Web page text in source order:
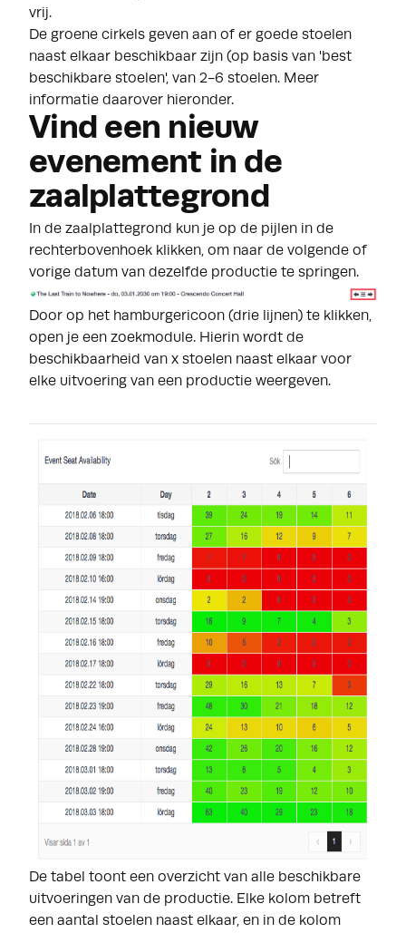
vrij.
De groene cirkels geven aan of er goede stoelen
naast elkaar beschikbaar zijn (op basis van 'best
beschikbare stoelen', van 2-6 stoelen. Meer
informatie daarover hieronder.
Vind een nieuw
evenement in de
zaalplattegrond
In de zaalplattegrond kun je op de pijlen in de
rechterbovenhoek klikken, om naar de volgende of
vorige datum van dezelfde productie te springen.
Door op het hamburgericoon (drie lijnen) te klikken,
open je een zoekmodule. Hierin wordt de
beschikbaarheid van x stoelen naast elkaar voor
elke uitvoering van een productie weergeven.
De tabel toont een overzicht van alle beschikbare
uitvoeringen van de productie. Elke kolom betreft
een aantal stoelen naast elkaar, en in de kolom